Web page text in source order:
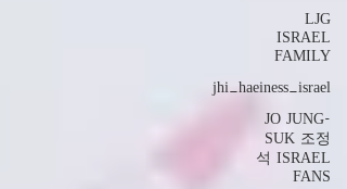
LJG
ISRAEL
FAMILY
jhi_haeiness_israel
JO JUNG-
SUK 조정
석 ISRAEL
FANS